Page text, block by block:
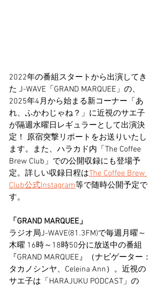
2022年の番組スタートから出演してき
た J-WAVE「GRAND MARQUEE」の、
2025年4月から始まる新コーナー「あ
れ、ふかわじゃね？」に近視のサエ子
が隔週水曜日レギュラーとして出演決
定！ 原宿突撃リポートをお送りいたし
ます。また、ハラカド内「The Coffee
Brew Club」での公開収録にも登場予
定。詳しい収録日程はThe Coffee Brew
Club公式Instagram等で随時公開予定で
す。
「GRAND MARQUEE」
ラジオ局J-WAVE(81.3FM)で毎週月曜～
木曜 16時～18時50分に放送中の番組
『GRAND MARQUEE』（ナビゲーター：
タカノシンヤ、Celeina Ann）。近視の
サエ子は「HARAJUKU PODCAST」の